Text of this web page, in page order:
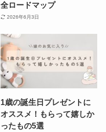
全ロードマップ
2026年6月3日
1歳の誕生日プレゼントに
オススメ！もらって嬉しか
ったもの5選